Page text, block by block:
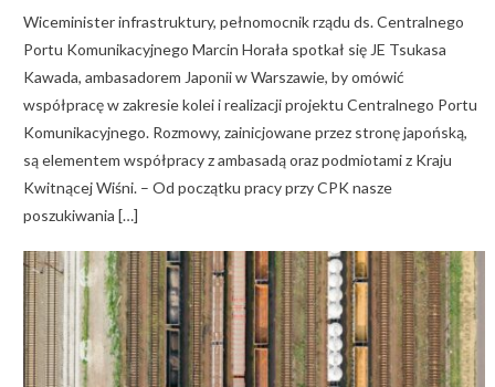
Wiceminister infrastruktury, pełnomocnik rządu ds. Centralnego
Portu Komunikacyjnego Marcin Horała spotkał się JE Tsukasa
Kawada, ambasadorem Japonii w Warszawie, by omówić
współpracę w zakresie kolei i realizacji projektu Centralnego Portu
Komunikacyjnego. Rozmowy, zainicjowane przez stronę japońską,
są elementem współpracy z ambasadą oraz podmiotami z Kraju
Kwitnącej Wiśni. – Od początku pracy przy CPK nasze
poszukiwania […]